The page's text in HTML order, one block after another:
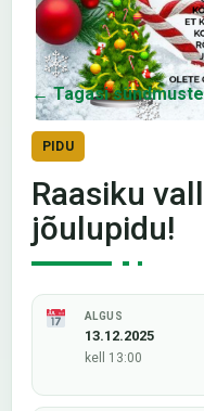
← Tagasi
PIDU
Raasiku
jõulupidu!
ALGUS
13.12.2025
kell 13:00